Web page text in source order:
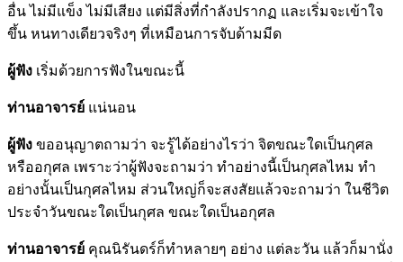
อื่น ไม่มีแข็ง ไม่มีเสียง แต่มีสิ่งที่กำลังปรากฏ และเริ่มจะเข้าใจ
ขึ้น หนทางเดียวจริงๆ ที่เหมือนการจับด้ามมีด
ผู้ฟัง เริ่มด้วยการฟังในขณะนี้
ท่านอาจารย์ แน่นอน
ผู้ฟัง ขออนุญาตถามว่า จะรู้ได้อย่างไรว่า จิตขณะใดเป็นกุศล
หรืออกุศล เพราะว่าผู้ฟังจะถามว่า ทำอย่างนี้เป็นกุศลไหม ทำ
อย่างนั้นเป็นกุศลไหม ส่วนใหญ่ก็จะสงสัยแล้วจะถามว่า ในชีวิต
ประจำวันขณะใดเป็นกุศล ขณะใดเป็นอกุศล
ท่านอาจารย์ คุณนิรันดร์ก็ทำหลายๆ อย่าง แต่ละวัน แล้วก็มานั่ง